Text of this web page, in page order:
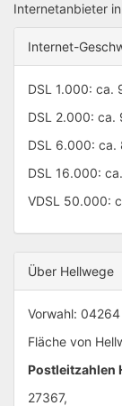
Internetanbieter
Internet-
DSL 1.000: ca.
DSL 2.000: ca.
DSL 6.000: ca.
DSL 16.000:
VDSL 50.000:
Über Hellwege
Vorwahl: 04264
Fläche von
Postleitzahlen
27367,